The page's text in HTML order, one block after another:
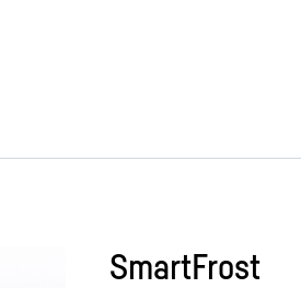
SmartFrost